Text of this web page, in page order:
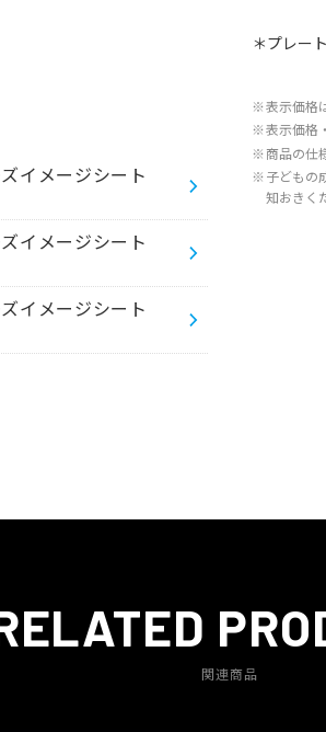
イメージシート
イメージシート
イメージシート
＊プレー
※表示価格
※表示価格
※商品の仕
※子どもの
知おきく
関連商品